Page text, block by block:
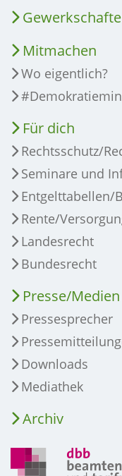
Mitmachen
Wo eigentlich?
Für dich
Rechtsschutz/
Seminare und
Entgelttabellen/
Rente/
Landesrecht
Bundesrecht
Presse/Medien
Pressesprecher
Downloads
Mediathek
Archiv